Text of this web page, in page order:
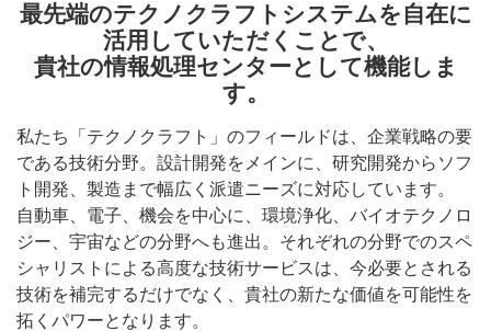
最先端のテクノクラフトシステムを自在に
活用していただくことで、
貴社の情報処理センターとして機能しま
す。
私たち「テクノクラフト」のフィールドは、企業戦略の要
である技術分野。設計開発をメインに、研究開発からソフ
ト開発、製造まで幅広く派遣ニーズに対応しています。
自動車、電子、機会を中心に、環境浄化、バイオテクノロ
ジー、宇宙などの分野へも進出。それぞれの分野でのスペ
シャリストによる高度な技術サービスは、今必要とされる
技術を補完するだけでなく、貴社の新たな価値を可能性を
拓くパワーとなります。